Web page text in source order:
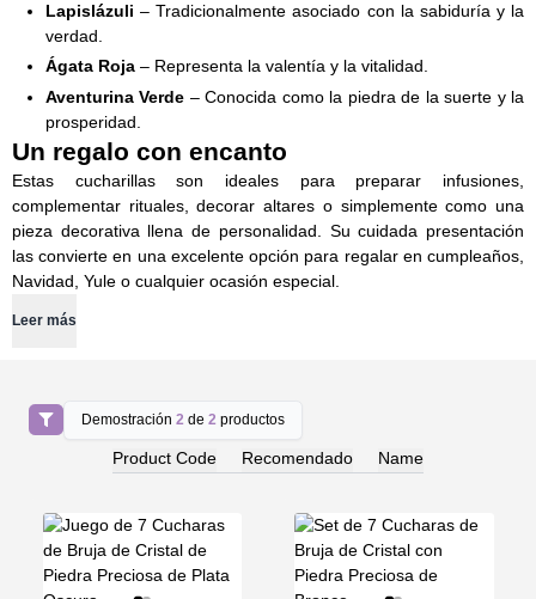
Lapislázuli – Tradicionalmente asociado con la sabiduría y la
verdad.
Ágata Roja – Representa la valentía y la vitalidad.
Aventurina Verde – Conocida como la piedra de la suerte y la
prosperidad.
Un regalo con encanto
Estas cucharillas son ideales para preparar infusiones,
complementar rituales, decorar altares o simplemente como una
pieza decorativa llena de personalidad. Su cuidada presentación
las convierte en una excelente opción para regalar en cumpleaños,
Navidad, Yule o cualquier ocasión especial.
Leer más
Demostración2 de2 productos
Product Code Recomendado Name